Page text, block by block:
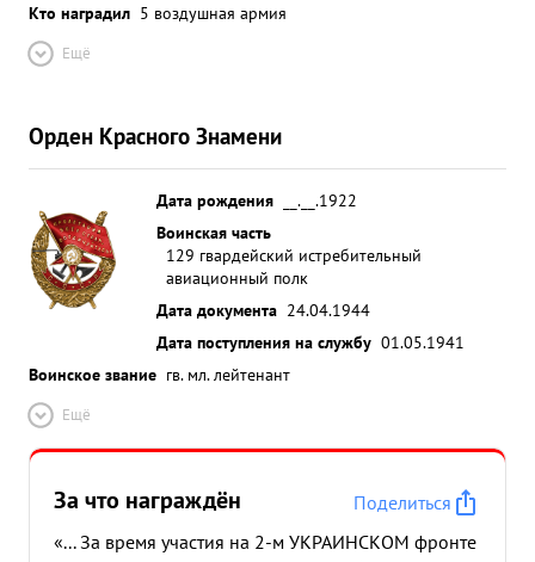
Кто наградил 5 воздушная армия
Ещё
Орден Красного Знамени
Дата рождения
__.__.1922
Воинская часть
129 гвардейский истребительный
авиационный полк
Дата документа 24.04.1944
Дата поступления на службу 01.05.1941
Воинское звание гв. мл. лейтенант
Ещё
За что награждён
Поделиться
«... За время участия на 2-м УКРАИНСКОМ фронте